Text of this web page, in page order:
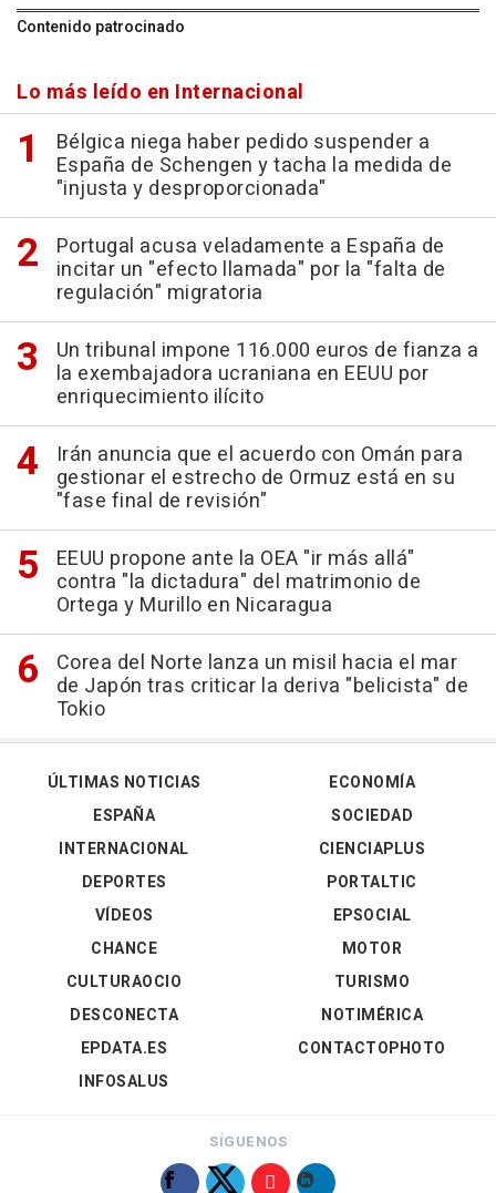
Contenido patrocinado
Lo más leído en Internacional
Bélgica niega haber pedido suspender a
España de Schengen y tacha la medida de
"injusta y desproporcionada"
Portugal acusa veladamente a España de
incitar un "efecto llamada" por la "falta de
regulación" migratoria
Un tribunal impone 116.000 euros de fianza a
la exembajadora ucraniana en EEUU por
enriquecimiento ilícito
Irán anuncia que el acuerdo con Omán para
gestionar el estrecho de Ormuz está en su
"fase final de revisión"
EEUU propone ante la OEA "ir más allá"
contra "la dictadura" del matrimonio de
Ortega y Murillo en Nicaragua
Corea del Norte lanza un misil hacia el mar
de Japón tras criticar la deriva "belicista" de
Tokio
ÚLTIMAS NOTICIAS
ESPAÑA
INTERNACIONAL
DEPORTES
VÍDEOS
ECONOMÍA
SOCIEDAD
CIENCIAPLUS
PORTALTIC
EPSOCIAL
CHANCE
CULTURAOCIO
DESCONECTA
EPDATA.ES
INFOSALUS
MOTOR
TURISMO
NOTIMÉRICA
CONTACTOPHOTO
SÍGUENOS